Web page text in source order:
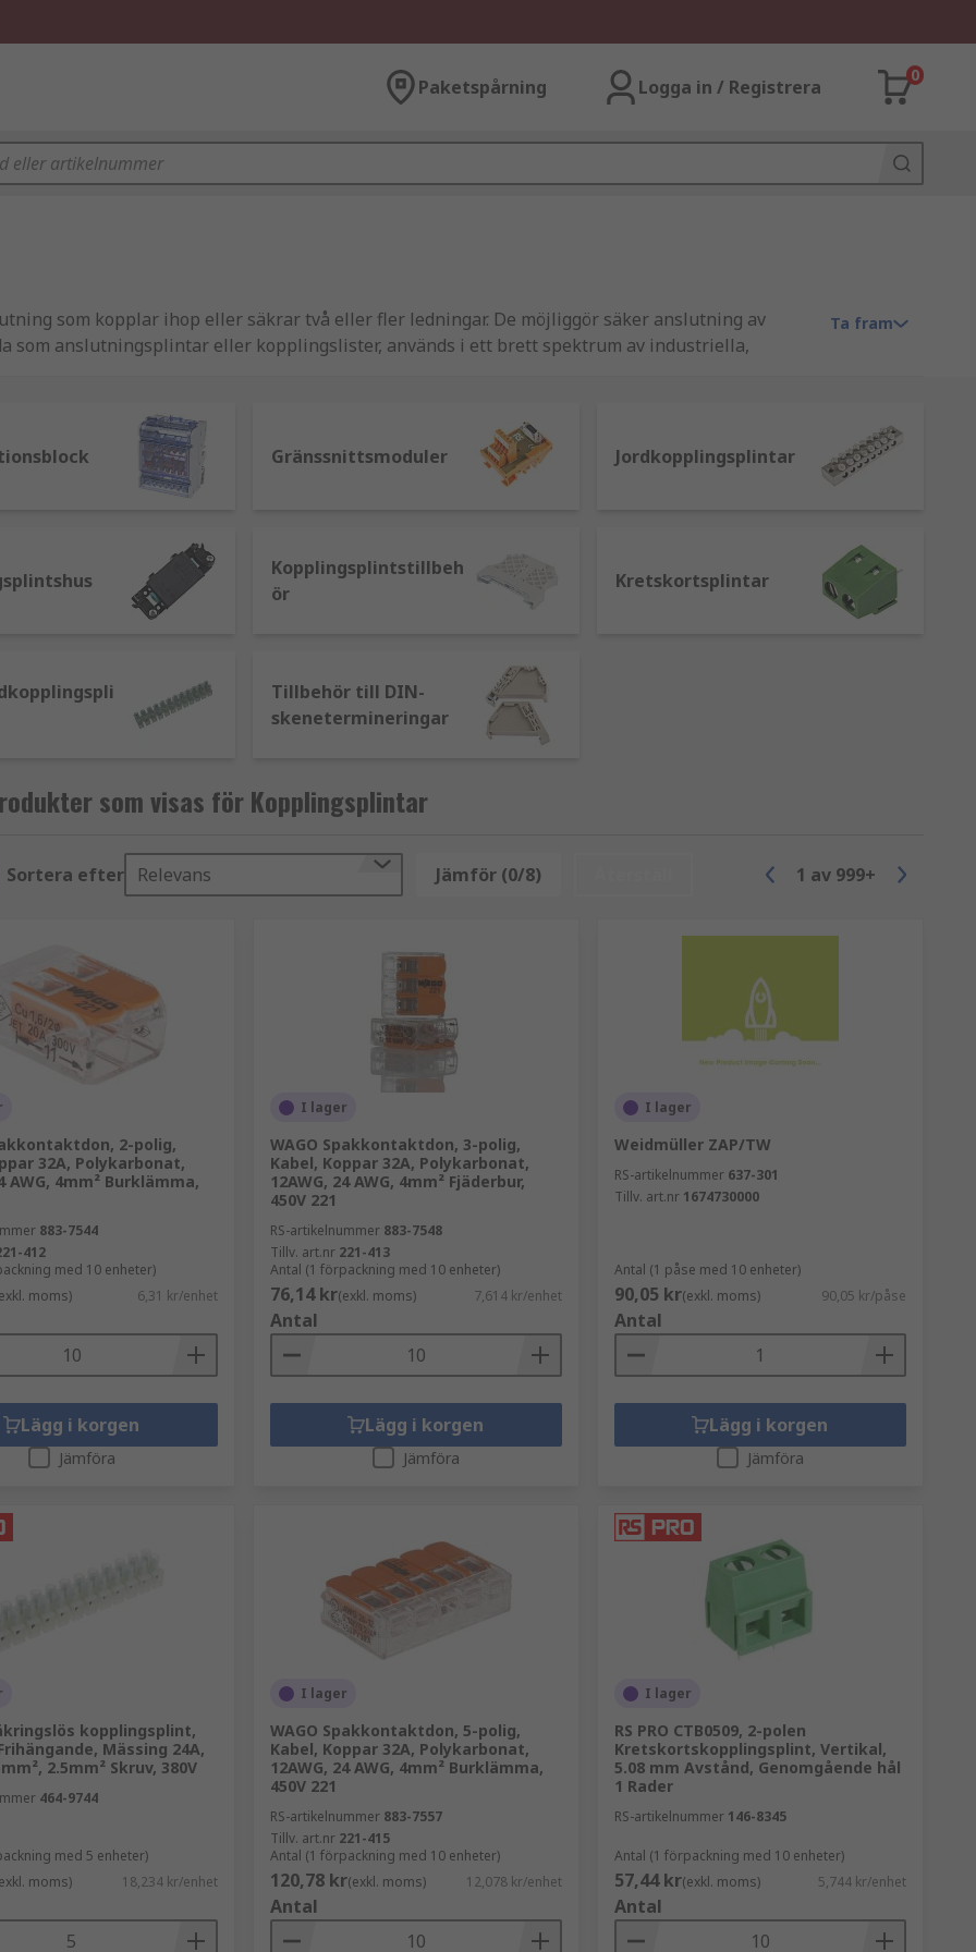
Paketspårning Logga in / Registrera
0
som kopplar ihop eller säkrar två eller fler ledningar. De möjliggör säker anslutning av
som anslutningsplintar eller kopplingslister, används i ett brett spektrum av industriella,
, styr-, automations- och signalapplikationer där flera anslutningar behövs samtidigt.
för att hålla ledaren på plats. En skruvmejsel förs in i plinten, ledningen förs in och när
Push-in-typer låter dig använda solida ledare eller flertrådig kabel med tillägget
idag är DIN-skenetypen. DIN-skeneanslutningar kan vara enkla genomgående, tvånivå
och monteras i paneler eller skåp. DIN-skensplintar är idealiska för applikationer där utrymmet
för att passa alla dina behov. Våra kopplingsplintar kommer i ett stort antal typer,
är
Ta fram
Gränssnittsmoduler Jordkopplingsplintar
Kopplingsplintstillbeh
ör
Kretskortsplintar
Tillbehör till DIN-
skenetermineringar
som visas för Kopplingsplintar
Sortera efter Relevans Jämför (0/8) 1 av 999+
2-polig,
32A, Polykarbonat,
AWG, 4mm² Burklämma,
883-7544
412
med 10 enheter)
moms) 6,31 kr/enhet
Lägg i korgen
Jämföra
I lager
WAGO Spakkontaktdon, 3-polig,
Kabel, Koppar 32A, Polykarbonat,
12AWG, 24 AWG, 4mm² Fjäderbur,
450V 221
RS-artikelnummer 883-7548
Tillv. art.nr 221-413
Antal (1 förpackning med 10 enheter)
76,14 kr(exkl. moms) 7,614 kr/enhet
Antal
Lägg i korgen
Jämföra
I lager
Weidmüller ZAP/TW
RS-artikelnummer 637-301
Tillv. art.nr 1674730000
Antal (1 påse med 10 enheter)
90,05 kr(exkl. moms) 90,05 kr/påse
Antal
Lägg i korgen
Jämföra
kopplingsplint,
Mässing 24A,
2.5mm² Skruv, 380V
464-9744
med 5 enheter)
moms) 18,234 kr/enhet
I lager
WAGO Spakkontaktdon, 5-polig,
Kabel, Koppar 32A, Polykarbonat,
12AWG, 24 AWG, 4mm² Burklämma,
450V 221
RS-artikelnummer 883-7557
Tillv. art.nr 221-415
Antal (1 förpackning med 10 enheter)
120,78 kr(exkl. moms) 12,078 kr/enhet
Antal
I lager
RS PRO CTB0509, 2-polen
Kretskortskopplingsplint, Vertikal,
5.08 mm Avstånd, Genomgående hål
1 Rader
RS-artikelnummer 146-8345
Antal (1 förpackning med 10 enheter)
57,44 kr(exkl. moms) 5,744 kr/enhet
Antal